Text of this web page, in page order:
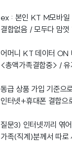
ex : 본인 KT M모바일
결합없음 / 모두다 맘
어머니 KT 데이터 ON
<총액가족결합중> / 유
동급 상품 가입 기준으
인터넷+휴대폰 결합으
질문3) 인터넷끼리 엮
가족(직계)분께서 따로